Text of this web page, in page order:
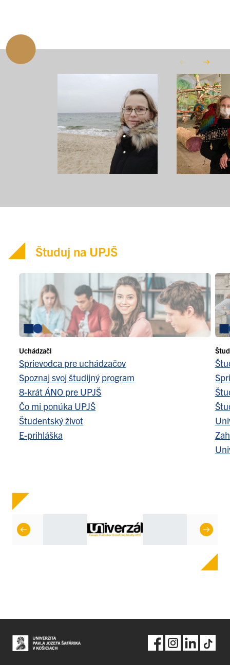
Študuj na UPJŠ
Uchádzači
Sprievodca pre uchádzačov
Spoznaj svoj študijný program
8-krát ÁNO pre UPJŠ
Čo mi ponúka UPJŠ
Študentský život
E-prihláška